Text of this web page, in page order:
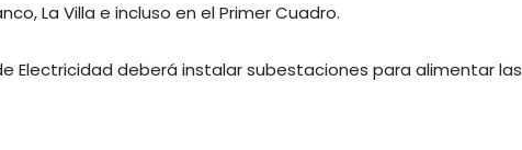
La Villa e incluso en el Primer Cuadro.
Electricidad deberá instalar subestaciones para alimentar las